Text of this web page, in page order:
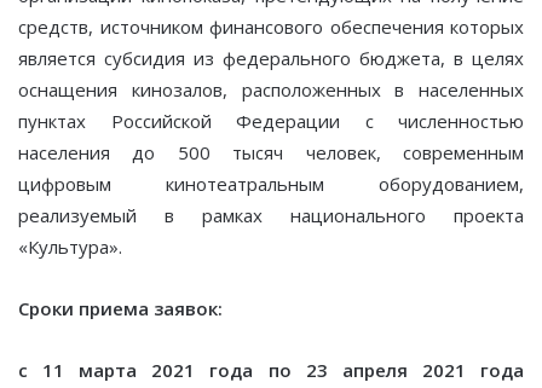
средств, источником финансового обеспечения которых
является субсидия из федерального бюджета, в целях
оснащения кинозалов, расположенных в населенных
пунктах Российской Федерации с численностью
населения до 500 тысяч человек, современным
цифровым кинотеатральным оборудованием,
реализуемый в рамках национального проекта
«Культура».
Сроки приема заявок:
с 11 марта 2021 года по 23 апреля 2021 года